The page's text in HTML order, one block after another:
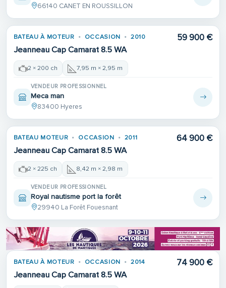
66140 CANET EN ROUSSILLON
BATEAU À MOTEUR OCCASION 2010
Jeanneau Cap Camarat 8.5 WA
59 900 €
2 × 200 ch 7,95 m × 2,95 m
VENDEUR PROFESSIONNEL
Meca man
83400 Hyeres
BATEAU MOTEUR OCCASION 2011
Jeanneau Cap Camarat 8.5 WA
64 900 €
2 × 225 ch 8,42 m × 2,98 m
VENDEUR PROFESSIONNEL
Royal nautisme port la forêt
29940 La Forêt Fouesnant
BATEAU À MOTEUR OCCASION 2014
Jeanneau Cap Camarat 8.5 WA
74 900 €